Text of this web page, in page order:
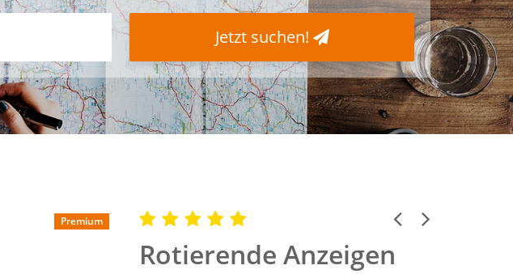
Jetzt suchen!
Premium
Rotierende Anzeigen
Previous
Next